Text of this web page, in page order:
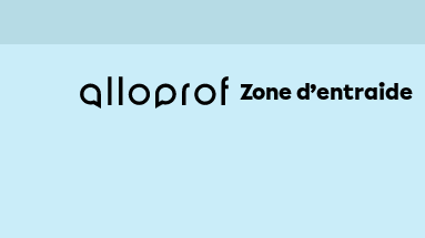
Zone d’entraide